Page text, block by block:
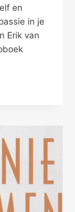
en
in je
Erik van